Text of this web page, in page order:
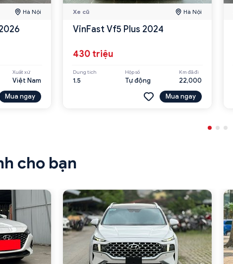
Hà Nội
Xuất xứ
Việt Nam
Mua ngay
Xe cũ Hà Nội
VinFast Vf5 Plus 2024
430 triệu
Dung tích
1.5
Hộp số
Tự động
Km đã đi
22,000
Mua ngay
cho bạn